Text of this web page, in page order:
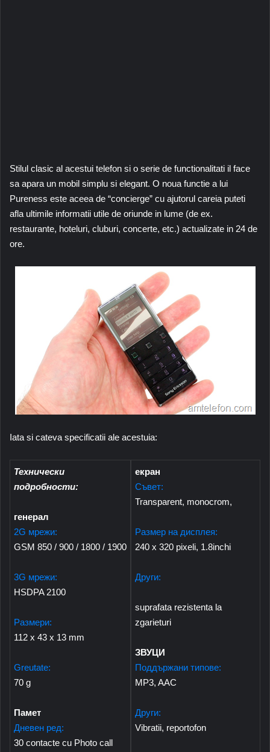
Stilul clasic al acestui telefon si o serie de functionalitati il face
sa apara un mobil simplu si elegant. O noua functie a lui
Pureness este aceea de “concierge” cu ajutorul careia puteti
afla ultimile informatii utile de oriunde in lume (de ex.
restaurante, hoteluri, cluburi, concerte, etc.) actualizate in 24 de
ore.
Iata si cateva specificatii ale acestuia:
Технически
подробности:
генерал
2G мрежи:
GSM 850 / 900 / 1800 / 1900
3G мрежи:
HSDPA 2100
Размери:
112 x 43 x 13 mm
Greutate:
70 g
Памет
Дневен ред:
30 contacte cu Photo call
екран
Съвет:
Transparent, monocrom,
Размер на дисплея:
240 x 320 pixeli, 1.8inchi
Други:
suprafata rezistenta la
zgarieturi
ЗВУЦИ
Поддържани типове:
MP3, AAC
Други:
Vibratii, reportofon